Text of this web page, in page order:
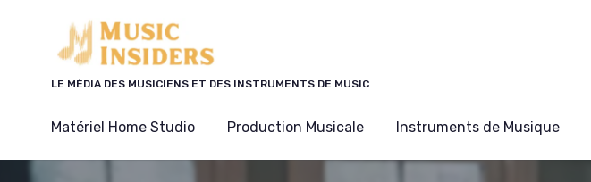
LE MÉDIA DES MUSICIENS ET DES INSTRUMENTS DE MUSIC
Matériel Home Studio Production Musicale Instruments de Musique